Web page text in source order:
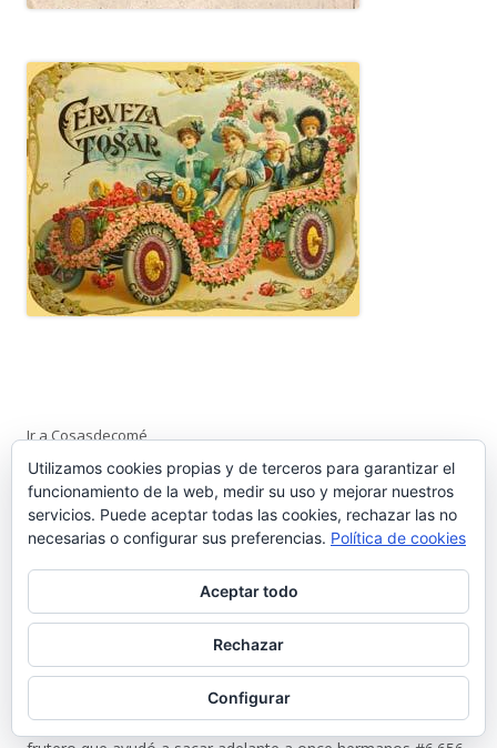
Ir a Cosasdecomé
COMENTARIOS RECIENTES
frutero que ayudó a sacar adelante a once hermanos #6.656
Sebastián Gómez Sánchez, ‘Tani’. El frutero
que ayudó a sacar adelante a once hermanos #6.656
José Luis Lojo LozanoenSebastián Gómez Sánchez, ‘Tani’. El
Utilizamos cookies propias y de terceros para garantizar el
funcionamiento de la web, medir su uso y mejorar nuestros
servicios. Puede aceptar todas las cookies, rechazar las no
necesarias o configurar sus preferencias. Política de cookies
Aceptar todo
Rechazar
Configurar